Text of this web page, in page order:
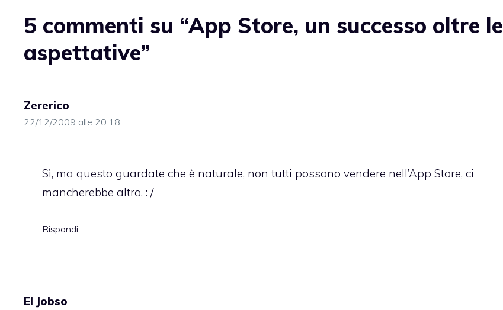
5 commenti su “App Store, un successo oltre le
aspettative”
Zererico
22/12/2009 alle 20:18
Sì, ma questo guardate che è naturale, non tutti possono vendere nell’App Store, ci
mancherebbe altro. : /
Rispondi
El Jobso